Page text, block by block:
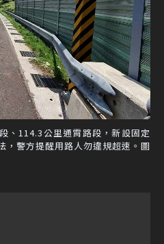
、114.3公里通霄路段，新設固定
，警方提醒用路人勿違規超速。圖